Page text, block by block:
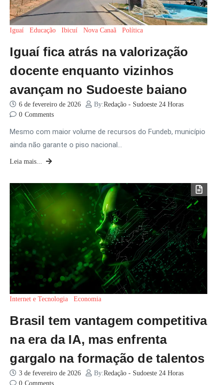
Iguaí Educação Ibicuí Nova Canaã Política
Iguaí fica atrás na valorização
docente enquanto vizinhos
avançam no Sudoeste baiano
6 de fevereiro de 2026 By:Redação - Sudoeste 24 Horas
0 Comments
Mesmo com maior volume de recursos do Fundeb, município
ainda não garante o piso nacional…
Leia mais...
Internet e Tecnologia Economia
Brasil tem vantagem competitiva
na era da IA, mas enfrenta
gargalo na formação de talentos
3 de fevereiro de 2026 By:Redação - Sudoeste 24 Horas
0 Comments